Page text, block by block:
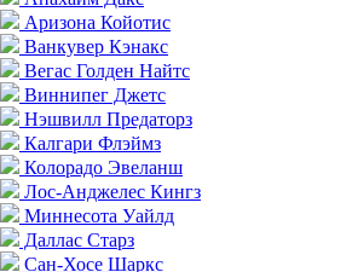
Аризона Койотис
Ванкувер Кэнакс
Вегас Голден Найтс
Виннипег Джетс
Нэшвилл Предаторз
Калгари Флэймз
Колорадо Эвеланш
Лос-Анджелес Кингз
Миннесота Уайлд
Даллас Старз
Сан-Хосе Шаркс